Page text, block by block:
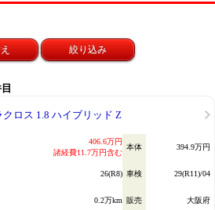
絞り込み
クロス 1.8 ハイブリッド Z
406.6万円
諸経費11.7万円含む
本体 394.9万円
26(R8) 車検 29(R11)/04
0.2万km 販売 大阪府